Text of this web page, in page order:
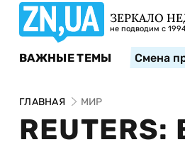
ЗЕРКАЛО
не подводим с
ВАЖНЫЕ ТЕМЫ Смена
ГЛАВНАЯ МИР